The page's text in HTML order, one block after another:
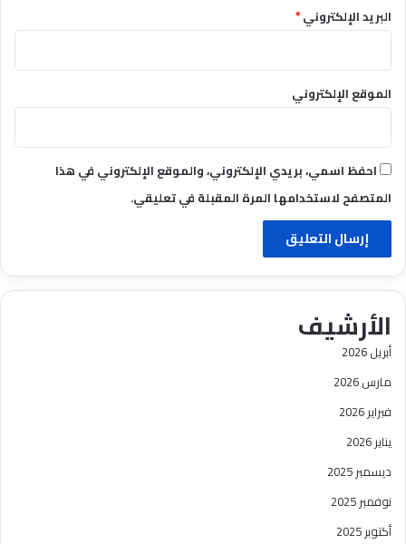
البريد الإلكتروني*
الموقع الإلكتروني
احفظ اسمي، بريدي الإلكتروني، والموقع الإلكتروني في هذا
المتصفح لاستخدامها المرة المقبلة في تعليقي.
الأرشيف
أبريل 2026
مارس 2026
فبراير 2026
يناير 2026
ديسمبر 2025
نوفمبر 2025
أكتوبر 2025